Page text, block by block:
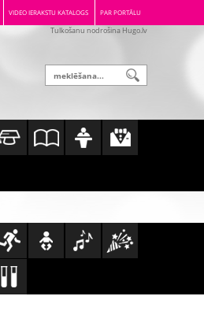
VIDEO IERAKSTU KATALOGS PAR PORTĀLU
Tulkošanu nodrošina Hugo.lv